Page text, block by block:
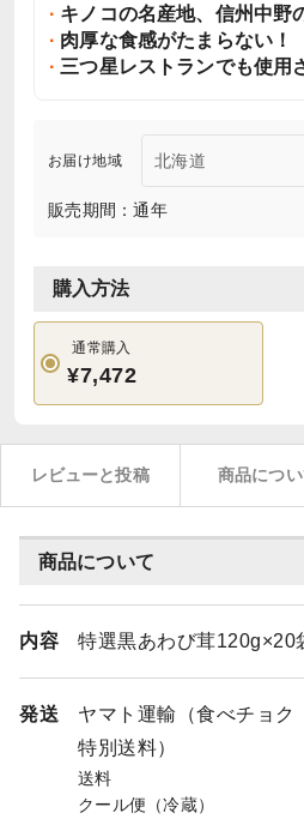
キノコの名産地、信州中野
肉厚な食感がたまらない！
三つ星レストランでも使用
お届け地域
販売期間：通年
購入方法
通常購入
¥7,472
レビューと投稿 商品につ
商品について
内容 特選黒あわび茸120g×20
発送
ヤマト運輸（食べチョク
特別送料）
送料
クール便（冷蔵）